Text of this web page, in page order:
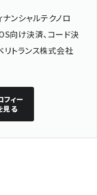
ンシャルテクノロ
向け決済、コード決
トランス株式会社
フィー
見る